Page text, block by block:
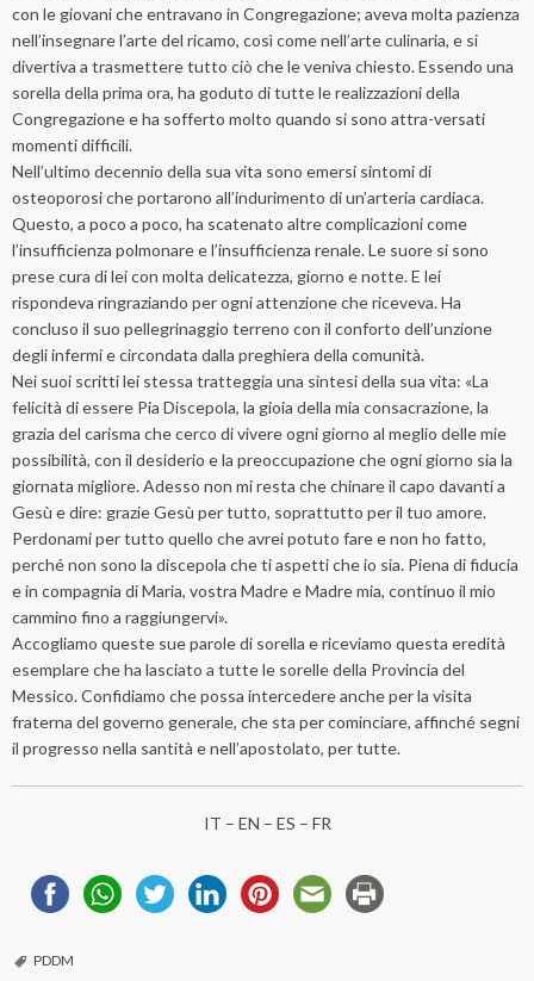
con le giovani che entravano in Congregazione; aveva molta pazienza
nell’insegnare l’arte del ricamo, così come nell’arte culinaria, e si
divertiva a trasmettere tutto ciò che le veniva chiesto. Essendo una
sorella della prima ora, ha goduto di tutte le realizzazioni della
Congregazione e ha sofferto molto quando si sono attra-versati
momenti difficili.
Nell’ultimo decennio della sua vita sono emersi sintomi di
osteoporosi che portarono all’indurimento di un’arteria cardiaca.
Questo, a poco a poco, ha scatenato altre complicazioni come
l’insufficienza polmonare e l’insufficienza renale. Le suore si sono
prese cura di lei con molta delicatezza, giorno e notte. E lei
rispondeva ringraziando per ogni attenzione che riceveva. Ha
concluso il suo pellegrinaggio terreno con il conforto dell’unzione
degli infermi e circondata dalla preghiera della comunità.
Nei suoi scritti lei stessa tratteggia una sintesi della sua vita: «La
felicità di essere Pia Discepola, la gioia della mia consacrazione, la
grazia del carisma che cerco di vivere ogni giorno al meglio delle mie
possibilità, con il desiderio e la preoccupazione che ogni giorno sia la
giornata migliore. Adesso non mi resta che chinare il capo davanti a
Gesù e dire: grazie Gesù per tutto, soprattutto per il tuo amore.
Perdonami per tutto quello che avrei potuto fare e non ho fatto,
perché non sono la discepola che ti aspetti che io sia. Piena di fiducia
e in compagnia di Maria, vostra Madre e Madre mia, continuo il mio
cammino fino a raggiungervi».
Accogliamo queste sue parole di sorella e riceviamo questa eredità
esemplare che ha lasciato a tutte le sorelle della Provincia del
Messico. Confidiamo che possa intercedere anche per la visita
fraterna del governo generale, che sta per cominciare, affinché segni
il progresso nella santità e nell’apostolato, per tutte.
IT – EN – ES – FR
PDDM